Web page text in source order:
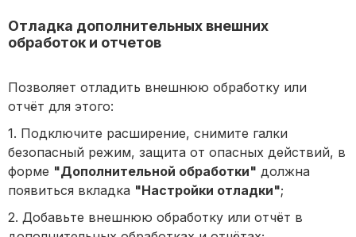
Отладка дополнительных внешних
обработок и отчетов
Позволяет отладить внешнюю обработку или
отчёт для этого:
1. Подключите расширение, снимите галки
безопасный режим, защита от опасных действий, в
форме "Дополнительной обработки" должна
появиться вкладка "Настройки отладки";
2. Добавьте внешнюю обработку или отчёт в